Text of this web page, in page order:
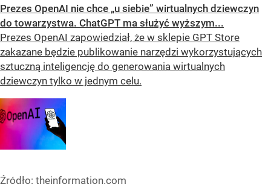
Prezes OpenAI nie chce „u siebie” wirtualnych dziewczyn
do towarzystwa. ChatGPT ma służyć wyższym...
Prezes OpenAI zapowiedział, że w sklepie GPT Store
zakazane będzie publikowanie narzędzi wykorzystujących
sztuczną inteligencję do generowania wirtualnych
dziewczyn tylko w jednym celu.
Źródło: theinformation.com